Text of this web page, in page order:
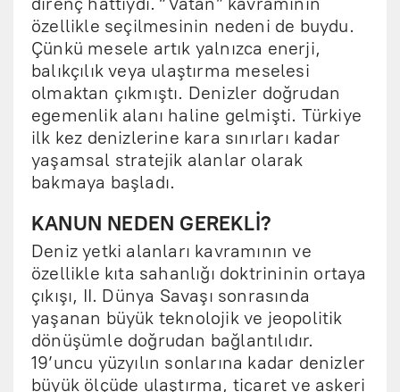
özellikle seçilmesinin nedeni de buydu.
Çünkü mesele artık yalnızca enerji,
balıkçılık veya ulaştırma meselesi
olmaktan çıkmıştı. Denizler doğrudan
egemenlik alanı haline gelmişti. Türkiye
ilk kez denizlerine kara sınırları kadar
yaşamsal stratejik alanlar olarak
bakmaya başladı.
KANUN NEDEN GEREKLİ?
Deniz yetki alanları kavramının ve
özellikle kıta sahanlığı doktrininin ortaya
çıkışı, II. Dünya Savaşı sonrasında
yaşanan büyük teknolojik ve jeopolitik
dönüşümle doğrudan bağlantılıdır.
19’uncu yüzyılın sonlarına kadar denizler
büyük ölçüde ulaştırma, ticaret ve askeri